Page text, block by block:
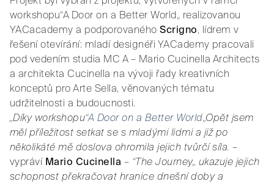
workshopu“A Door on a Better World„ realizovanou
YACacademy a podporovanéhoScrigno, lídrem v
řešení otevírání: mladí designéři YACademy pracovali
pod vedením studia MC A – Mario Cucinella Architects
a architekta Cucinella na vývoji řady kreativních
konceptů pro Arte Sella, věnovaných tématu
udržitelnosti a budoucnosti.
„Díky workshopu“A Door on a Better World„Opět jsem
měl příležitost setkat se s mladými lidmi a již po
několikáté mě doslova ohromila jejich tvůrčí síla. –
vypráví Mario Cucinella – “The Journey„ ukazuje jejich
schopnost překračovat hranice dnešní doby a